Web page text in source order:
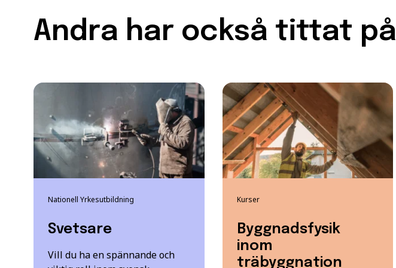
Andra har också tittat på
Nationell Yrkesutbildning
Svetsare
Vill du ha en spännande och
Kurser
Byggnadsfysik
inom
träbyggnation